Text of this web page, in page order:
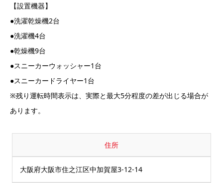
【設置機器】
●洗濯乾燥機2台
●洗濯機4台
●乾燥機9台
●スニーカーウォッシャー1台
●スニーカードライヤー1台
※残り運転時間表示は、実際と最大5分程度の差が出じる場合が
あります。
住所
大阪府大阪市住之江区中加賀屋3-12-14